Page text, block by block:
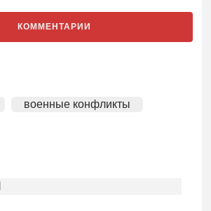
КОММЕНТАРИИ
военные конфликты